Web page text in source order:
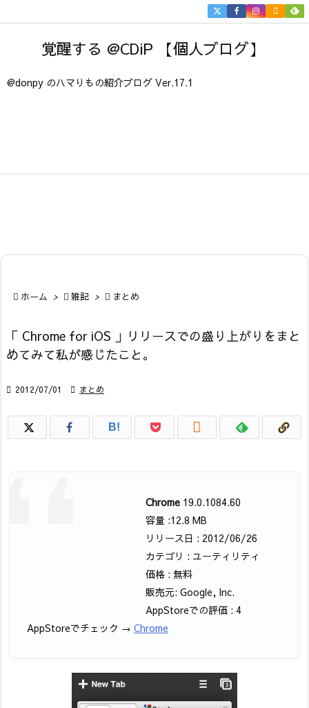
覚醒する @CDiP 【個人ブログ】
@donpy のハマりもの紹介ブログ Ver.17.1


 ホーム >  雑記 >  まとめ
「 Chrome for iOS 」リリースでの盛り上がりをまと
めてみて私が感じたこと。
 2012/07/01  まとめ
B! 
Chrome 19.0.1084.60
容量 :12.8 MB
リリース日 : 2012/06/26
カテゴリ : ユーティリティ
価格 : 無料
販売元: Google, Inc.
AppStoreでの評価 : 4
AppStoreでチェック → Chrome